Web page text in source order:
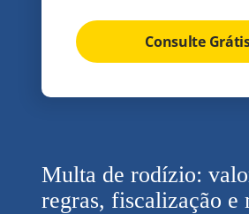
Consulte
Multa de rodízio:
regras, fiscalização e